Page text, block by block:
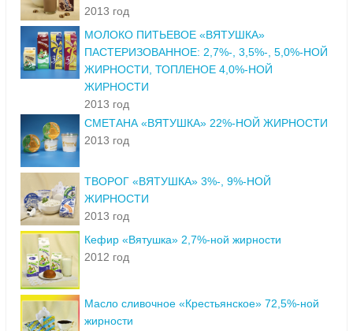
2013 год
МОЛОКО ПИТЬЕВОЕ «ВЯТУШКА»
ПАСТЕРИЗОВАННОЕ: 2,7%-, 3,5%-, 5,0%-НОЙ
ЖИРНОСТИ, ТОПЛЕНОЕ 4,0%-НОЙ
ЖИРНОСТИ
2013 год
СМЕТАНА «ВЯТУШКА» 22%-НОЙ ЖИРНОСТИ
2013 год
ТВОРОГ «ВЯТУШКА» 3%-, 9%-НОЙ
ЖИРНОСТИ
2013 год
Кефир «Вятушка» 2,7%-ной жирности
2012 год
Масло сливочное «Крестьянское» 72,5%-ной
жирности